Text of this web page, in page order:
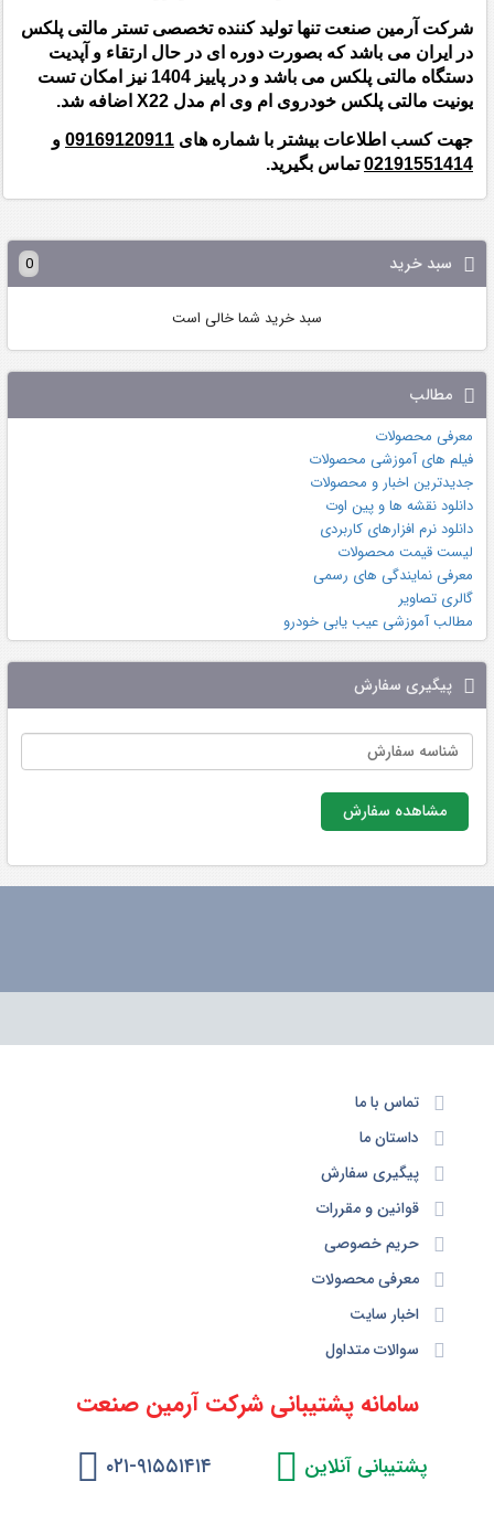
سبد خرید 0
سبد خرید شما خالی است
مطالب
معرفی محصولات
فیلم های آموزشی محصولات
جدیدترین اخبار و محصولات
دانلود نقشه ها و پین اوت
دانلود نرم افزارهای کاربردی
لیست قیمت محصولات
معرفی نمایندگی های رسمی
گالری تصاویر
مطالب آموزشی عیب یابی خودرو
پیگیری سفارش
مشاهده سفارش
شرکت آرمین صنعت تنها تولید کننده تخصصی تستر مالتی پلکس
در ایران می باشد که بصورت دوره ای در حال ارتقاء و آپدیت
دستگاه مالتی پلکس می باشد و در پاییز 1404 نیز امکان تست
یونیت مالتی پلکس خودروی ام وی ام مدل X22 اضافه شد.
جهت کسب اطلاعات بیشتر با شماره های 09169120911 و
02191551414تماس بگیرید.
تماس با ما
داستان ما
پیگیری سفارش
قوانین و مقررات
حریم خصوصی
معرفی محصولات
اخبار سایت
سوالات متداول
سامانه پشتیبانی شرکت آرمین صنعت
پشتیبانی آنلاین ۰۲۱-۹۱۵۵۱۴۱۴